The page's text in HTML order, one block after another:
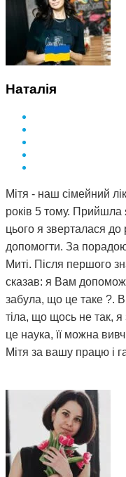
Наталія
Мітя - наш сімейний
років 5 тому.
цього я зверталася до
допомогти. За
Миті. Після першого
сказав: я Вам
забула, що це таке ?.
тіла, що щось не так,
це наука, її можна
Мітя за вашу працю і